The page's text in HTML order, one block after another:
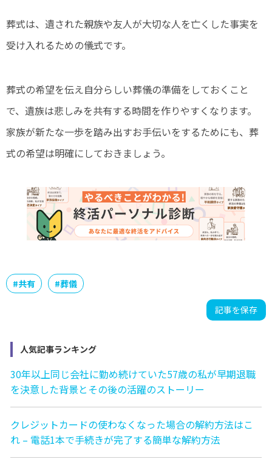
葬式は、遺された親族や友人が大切な人を亡くした事実を
受け入れるための儀式です。
葬式の希望を伝え自分らしい葬儀の準備をしておくこと
で、遺族は悲しみを共有する時間を作りやすくなります。
家族が新たな一歩を踏み出すお手伝いをするためにも、葬
式の希望は明確にしておきましょう。
#共有 #葬儀
記事を保存
人気記事ランキング
30年以上同じ会社に勤め続けていた57歳の私が早期退職
を決意した背景とその後の活躍のストーリー
クレジットカードの使わなくなった場合の解約方法はこ
れ – 電話1本で手続きが完了する簡単な解約方法